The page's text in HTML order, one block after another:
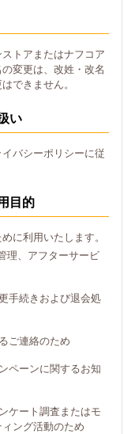
トアまたはナフコア
変更は、改姓・改名
できません。
い
バシーポリシーに従
目的
に利用いたします。
理、アフターサービ
手続きおよび退会処
ご連絡のため
ペーンに関するお知
ケート調査またはモ
ング活動のため